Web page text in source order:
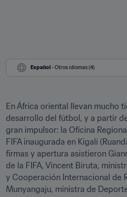
Español - Otros idiomas (4)
En África oriental llevan mucho
desarrollo del fútbol, y a partir
gran impulsor: la Oficina
FIFA inaugurada en Kigali
firmas y apertura asistieron
de la FIFA, Vincent Biruta,
y Cooperación Internacional de
Munyangaju, ministra de